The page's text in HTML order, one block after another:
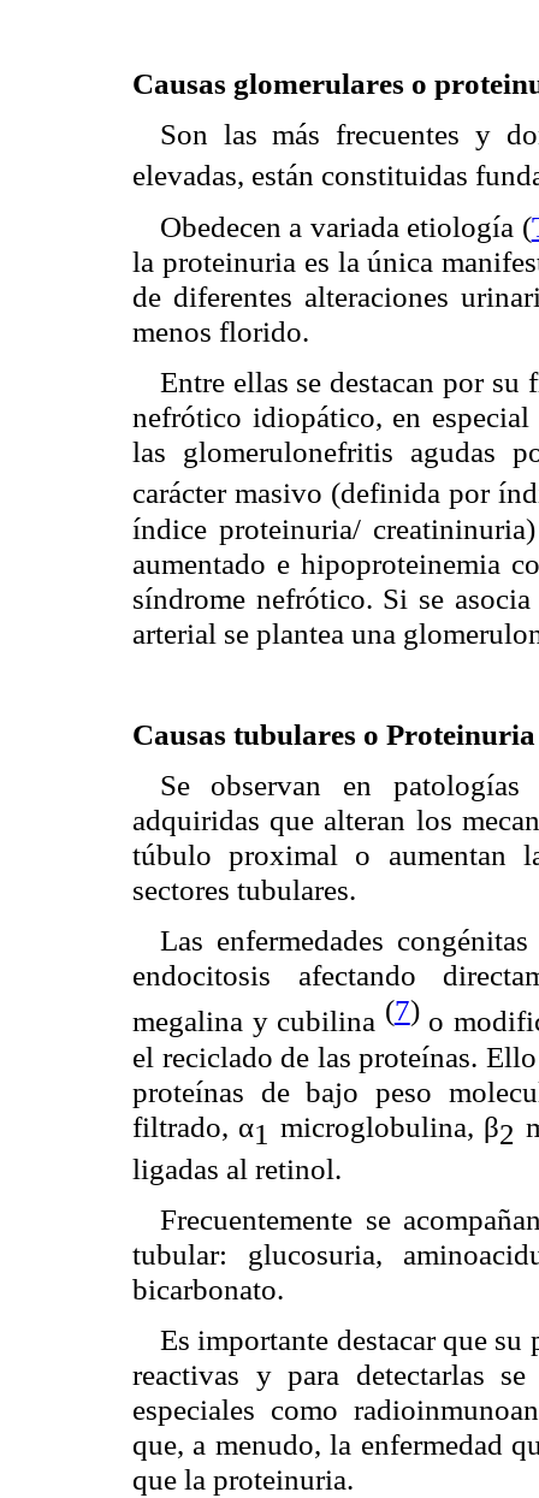
Causas glomerulares o
Son las más frecuentes y
elevadas, están constituidas
Obedecen a variada etiología (
la proteinuria es la única
de diferentes alteraciones
menos florido.
Entre ellas se destacan por
nefrótico idiopático, en
las glomerulonefritis agudas
carácter masivo (definida por
índice proteinuria/
aumentado e hipoproteinemia
síndrome nefrótico. Si se
arterial se plantea una
Causas tubulares o
Se observan en patologías
adquiridas que alteran los
túbulo proximal o aumentan
sectores tubulares.
Las enfermedades
endocitosis afectando
megalina y cubilina (7)o
el reciclado de las proteínas.
proteínas de bajo peso
filtrado, α1 microglobulina, β2
ligadas al retinol.
Frecuentemente se
tubular: glucosuria,
bicarbonato.
Es importante destacar que su
reactivas y para detectarlas
especiales como
que, a menudo, la enfermedad
que la proteinuria.